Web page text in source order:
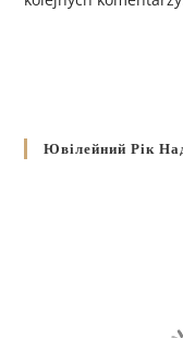
Ювілейний Рік